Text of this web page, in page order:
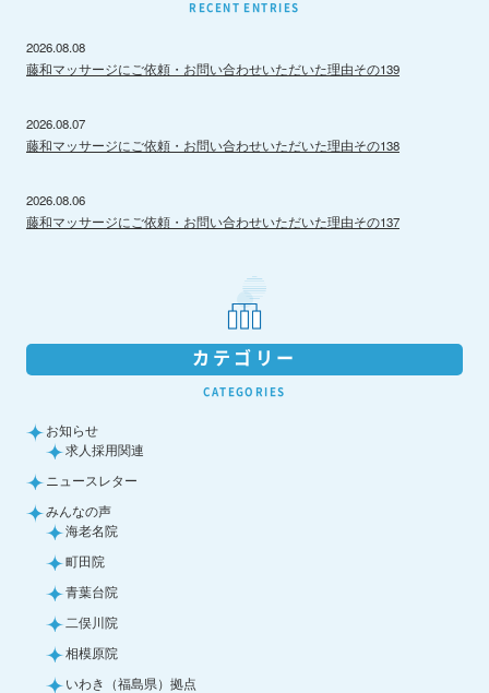
RECENT ENTRIES
2026.08.08
藤和マッサージにご依頼・お問い合わせいただいた理由その139
2026.08.07
藤和マッサージにご依頼・お問い合わせいただいた理由その138
2026.08.06
藤和マッサージにご依頼・お問い合わせいただいた理由その137
カテゴリー
CATEGORIES
お知らせ
求人採用関連
ニュースレター
みんなの声
海老名院
町田院
青葉台院
二俣川院
相模原院
いわき（福島県）拠点